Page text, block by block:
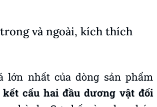
cấu hai đầu dương vật đối
hành. Cơ chế này cho phép